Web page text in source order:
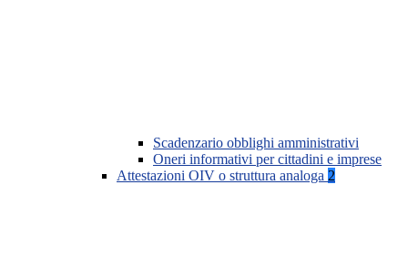
Scadenzario obblighi amministrativi
Oneri informativi per cittadini e imprese
Attestazioni OIV o struttura analoga 2